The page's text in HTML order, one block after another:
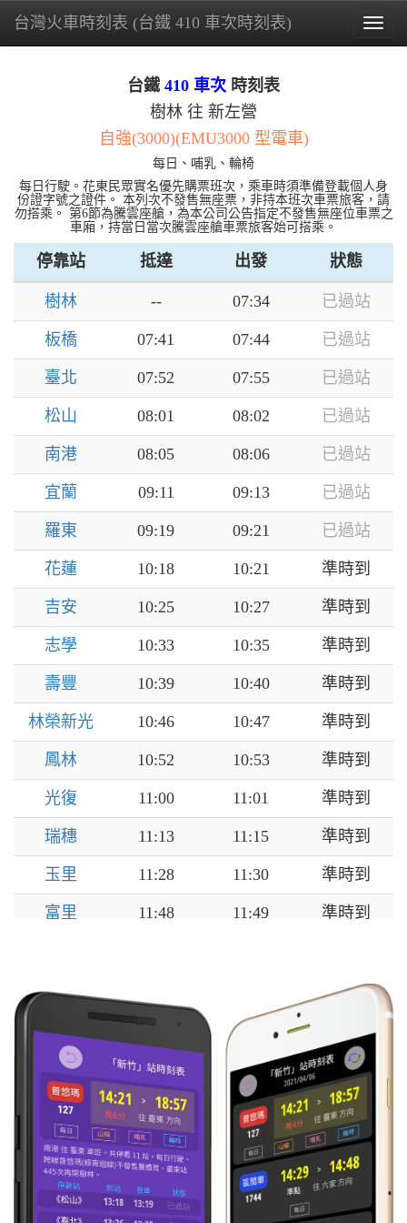
台灣火車時刻表 (台鐵 410 車次時刻表)
台鐵410 車次時刻表
樹林 往 新左營
自強(3000)(EMU3000 型電車)
每日、哺乳、輪椅
每日行駛。花東民眾實名優先購票班次，乘車時須準備登載個人身
份證字號之證件。 本列次不發售無座票，非持本班次車票旅客，請
勿搭乘。 第6節為騰雲座艙，為本公司公告指定不發售無座位車票之
車廂，持當日當次騰雲座艙車票旅客始可搭乘。
停靠站 抵達 出發 狀態
樹林 -- 07:34 已過站
板橋 07:41 07:44 已過站
臺北 07:52 07:55 已過站
松山 08:01 08:02 已過站
南港 08:05 08:06 已過站
宜蘭 09:11 09:13 已過站
羅東 09:19 09:21 已過站
花蓮 10:18 10:21 準時到
吉安 10:25 10:27 準時到
志學 10:33 10:35 準時到
壽豐 10:39 10:40 準時到
林榮新光 10:46 10:47 準時到
鳳林 10:52 10:53 準時到
光復 11:00 11:01 準時到
瑞穗 11:13 11:15 準時到
玉里 11:28 11:30 準時到
富里 11:48 11:49 準時到
關山 準時到
鹿野 12:19 12:20
臺東 12:32 12:35 準時到
知本 12:44 12:45 準時到
太麻里 12:54 12:55 準時到
金崙 13:07 準時到
大武 13:22 準時到